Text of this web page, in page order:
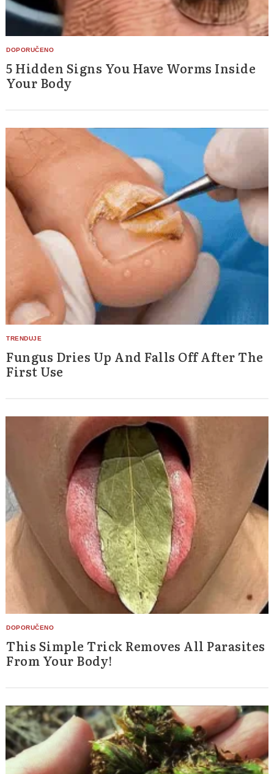
5 Hidden Signs You Have Worms Inside
Your Body
Fungus Dries Up And Falls Off After The
First Use
This Simple Trick Removes All Parasites
From Your Body!
for: